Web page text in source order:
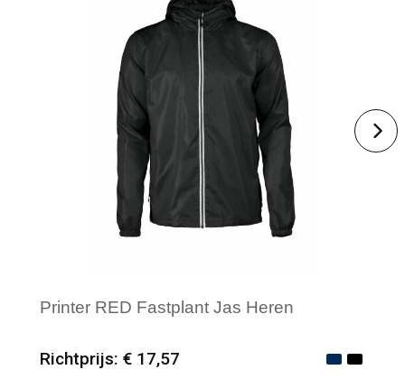
Printer RED Fastplant Jas Heren
Richtprijs: € 17,57